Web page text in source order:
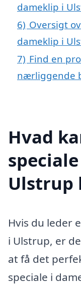
dameklip i
6) Oversigt
dameklip i
7) Find en
nærliggende
Hvad
Ulstrup
Hvis du leder
i Ulstrup, er
at få det
speciale i